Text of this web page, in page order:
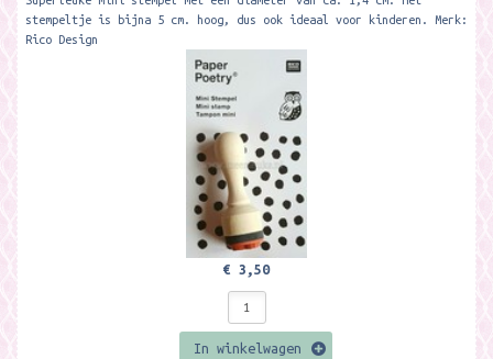
stempeltje is bijna 5 cm. hoog, dus ook ideaal voor kinderen. Merk:
Rico Design
€ 3,50
In winkelwagen